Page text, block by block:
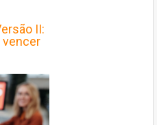
II:
vencer